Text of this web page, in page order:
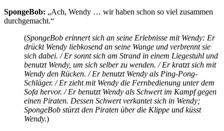
SpongeBob: „Ach, Wendy … wir haben schon so viel zusammen
durchgemacht.“
(SpongeBob erinnert sich an seine Erlebnisse mit Wendy: Er
drückt Wendy liebkosend an seine Wange und verbrennt sie
sich dabei. / Er sonnt sich am Strand in einem Liegestuhl und
benutzt Wendy, um sich selber zu wenden. / Er kratzt sich mit
Wendy den Rücken. / Er benutzt Wendy als Ping-Pong-
Schläger. / Er zieht mit Wendy die Fernbedienung unter dem
Sofa hervor. / Er benutzt Wendy als Schwert im Kampf gegen
einen Piraten. Dessen Schwert verkantet sich in Wendy;
SpongeBob stürzt den Piraten über die Klippe und küsst
Wendy.)